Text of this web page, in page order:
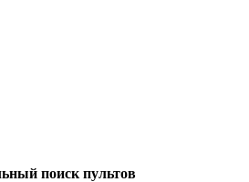
поиск пультов